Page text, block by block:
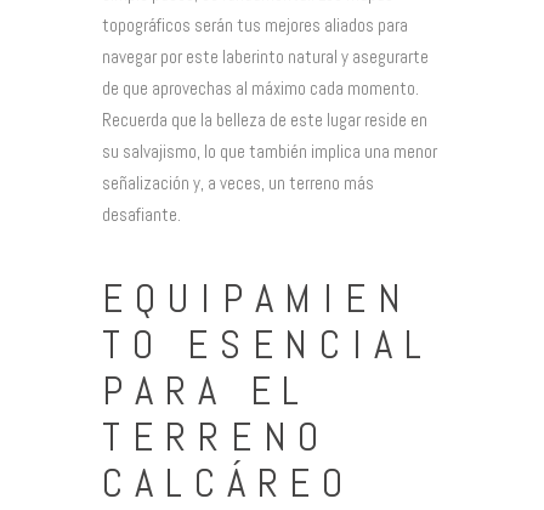
topográficos serán tus mejores aliados para
navegar por este laberinto natural y asegurarte
de que aprovechas al máximo cada momento.
Recuerda que la belleza de este lugar reside en
su salvajismo, lo que también implica una menor
señalización y, a veces, un terreno más
desafiante.
EQUIPAMIEN
TO ESENCIAL
PARA EL
TERRENO
CALCÁREO